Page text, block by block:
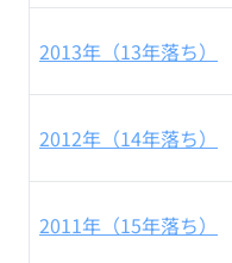
2013年（13年落ち）
2012年（14年落ち）
2011年（15年落ち）